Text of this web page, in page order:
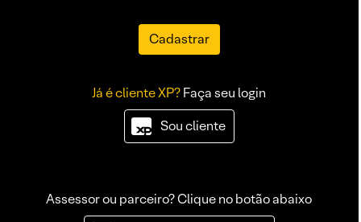
Cadastrar
Já é cliente XP?Faça seu login
Sou cliente
Assessor ou parceiro? Clique no botão abaixo